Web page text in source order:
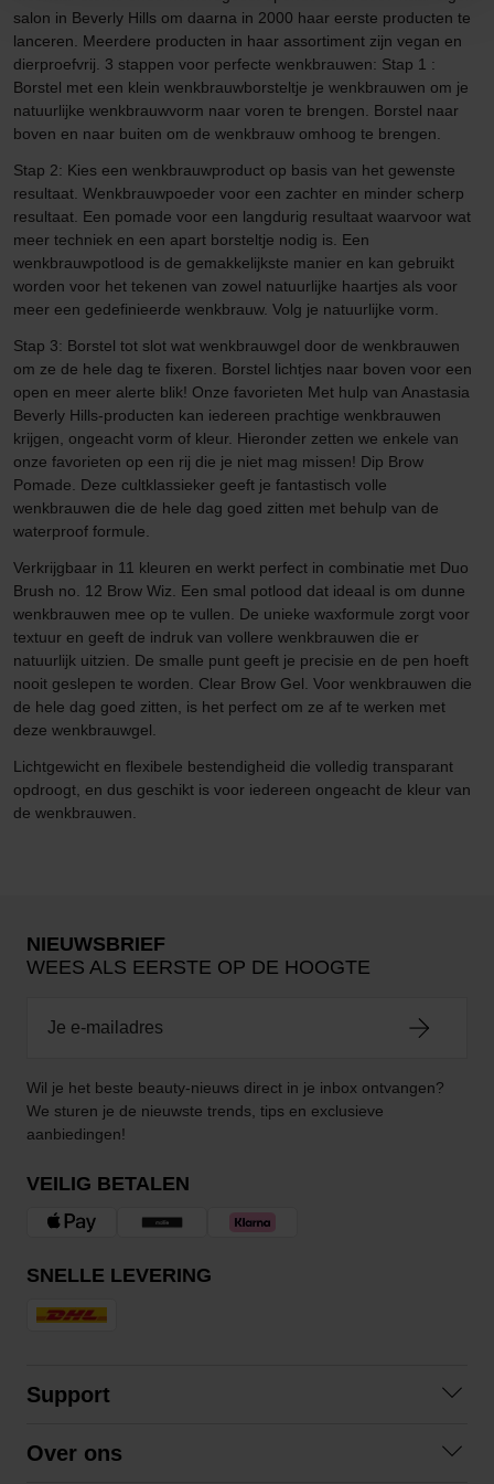
salon in Beverly Hills om daarna in 2000 haar eerste producten te
lanceren. Meerdere producten in haar assortiment zijn vegan en
dierproefvrij. 3 stappen voor perfecte wenkbrauwen: Stap 1 :
Borstel met een klein wenkbrauwborsteltje je wenkbrauwen om je
natuurlijke wenkbrauwvorm naar voren te brengen. Borstel naar
boven en naar buiten om de wenkbrauw omhoog te brengen.
Stap 2: Kies een wenkbrauwproduct op basis van het gewenste
resultaat. Wenkbrauwpoeder voor een zachter en minder scherp
resultaat. Een pomade voor een langdurig resultaat waarvoor wat
meer techniek en een apart borsteltje nodig is. Een
wenkbrauwpotlood is de gemakkelijkste manier en kan gebruikt
worden voor het tekenen van zowel natuurlijke haartjes als voor
meer een gedefinieerde wenkbrauw. Volg je natuurlijke vorm.
Stap 3: Borstel tot slot wat wenkbrauwgel door de wenkbrauwen
om ze de hele dag te fixeren. Borstel lichtjes naar boven voor een
open en meer alerte blik! Onze favorieten Met hulp van Anastasia
Beverly Hills-producten kan iedereen prachtige wenkbrauwen
krijgen, ongeacht vorm of kleur. Hieronder zetten we enkele van
onze favorieten op een rij die je niet mag missen! Dip Brow
Pomade. Deze cultklassieker geeft je fantastisch volle
wenkbrauwen die de hele dag goed zitten met behulp van de
waterproof formule.
Verkrijgbaar in 11 kleuren en werkt perfect in combinatie met Duo
Brush no. 12 Brow Wiz. Een smal potlood dat ideaal is om dunne
wenkbrauwen mee op te vullen. De unieke waxformule zorgt voor
textuur en geeft de indruk van vollere wenkbrauwen die er
natuurlijk uitzien. De smalle punt geeft je precisie en de pen hoeft
nooit geslepen te worden. Clear Brow Gel. Voor wenkbrauwen die
de hele dag goed zitten, is het perfect om ze af te werken met
deze wenkbrauwgel.
Lichtgewicht en flexibele bestendigheid die volledig transparant
opdroogt, en dus geschikt is voor iedereen ongeacht de kleur van
de wenkbrauwen.
NIEUWSBRIEF
WEES ALS EERSTE OP DE HOOGTE
Wil je het beste beauty-nieuws direct in je inbox ontvangen?
We sturen je de nieuwste trends, tips en exclusieve
aanbiedingen!
VEILIG BETALEN
SNELLE LEVERING
Support
Over ons